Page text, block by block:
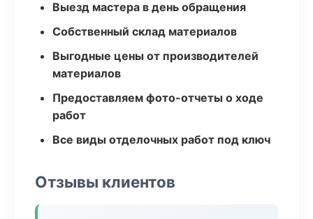
Выезд мастера в день обращения
Собственный склад материалов
Выгодные цены от производителей
материалов
Предоставляем фото-отчеты о ходе
работ
Все виды отделочных работ под ключ
Отзывы клиентов